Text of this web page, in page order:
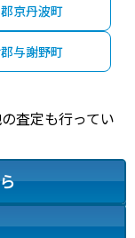
京丹波町
与謝野町
査定も行ってい